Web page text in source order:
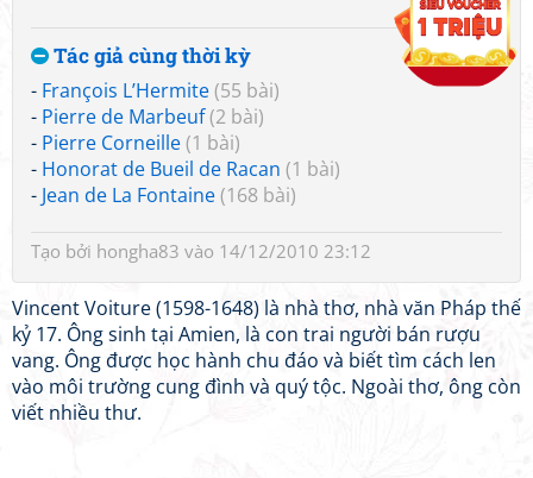
Tác giả cùng thời kỳ
- François L’Hermite(55 bài)
- Pierre de Marbeuf(2 bài)
- Pierre Corneille(1 bài)
- Honorat de Bueil de Racan (1 bài)
- Jean de La Fontaine(168 bài)
Tạo bởi hongha83 vào 14/12/2010 23:12
Vincent Voiture (1598-1648) là nhà thơ, nhà văn Pháp thế
kỷ 17. Ông sinh tại Amien, là con trai người bán rượu
vang. Ông được học hành chu đáo và biết tìm cách len
vào môi trường cung đình và quý tộc. Ngoài thơ, ông còn
viết nhiều thư.